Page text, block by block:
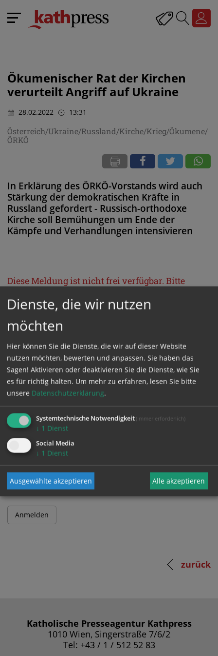
Ökumenischer Rat der Kirchen
verurteilt Angriff auf Ukraine
28.02.2022 13:31
Österreich/Ukraine/Russland/Kirche/Krieg/Ökumene/
ÖRKÖ
In Erklärung des ÖRKÖ-Vorstands wird auch
Stärkung der demokratischen Kräfte in
Russland gefordert - Russisch-orthodoxe
Kirche soll Bemühungen um Ende der
Kämpfe und Verhandlungen intensivieren
Diese Meldung ist nicht frei verfügbar. Bitte
ProduktKathpress_online.
GESCHÜTZTER BEREICH
Bitte melden Sie sich mit Ihrem Benutzernamen
und Passwort an.
Benutzername
zurück
Katholische Presseagentur Kathpress
1010 Wien, Singerstraße 7/6/2
Tel: +43 / 1 / 512 52 83
Dienste, die wir nutzen
möchten
Hier können Sie die Dienste, die wir auf dieser Website
nutzen möchten, bewerten und anpassen. Sie haben das
Sagen! Aktivieren oder deaktivieren Sie die Dienste, wie Sie
es für richtig halten. Um mehr zu erfahren, lesen Sie bitte
unsere Datenschutzerklärung.
Systemtechnische Notwendigkeit (immer erforderlich)
↓ 1 Dienst
Social Media
↓ 1 Dienst
Ausgewählte akzeptieren Alle akzeptieren